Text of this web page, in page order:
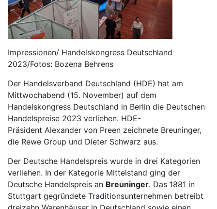
Impressionen/ Handelskongress Deutschland
2023/Fotos: Bozena Behrens
Der Handelsverband Deutschland (HDE) hat am
Mittwochabend (15. November) auf dem
Handelskongress Deutschland in Berlin die Deutschen
Handelspreise 2023 verliehen. HDE-
Präsident Alexander von Preen zeichnete Breuninger,
die Rewe Group und Dieter Schwarz aus.
Der Deutsche Handelspreis wurde in drei Kategorien
verliehen. In der Kategorie Mittelstand ging der
Deutsche Handelspreis an Breuninger. Das 1881 in
Stuttgart gegründete Traditionsunternehmen betreibt